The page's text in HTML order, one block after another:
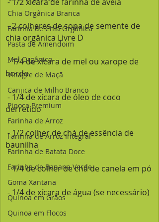
Chia Orgânica Branca
Farinha de Chia Orgânica
Pasta de Amendoim
Mel Orgânico
Vinagre de Maçã
Canjica de Milho Branco
Pipoca Premium
Farinha de Arroz
Farinha de Arroz Integral
Farinha de Batata Doce
Farinha de Banana Verde
Goma Xantana
Quinoa em Grãos
Quinoa em Flocos
chia orgânica Livre D
bordo
derretido
baunilha
- 1/4 de colher de chá de canela em pó
- 1/4 de xícara de água (se necessário)